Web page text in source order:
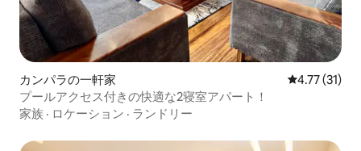
カンパラの一軒家 レビュー31
4.77 (31)
プールアクセス付きの快適な2寝室アパート！
家族 · ロケーション · ランドリー